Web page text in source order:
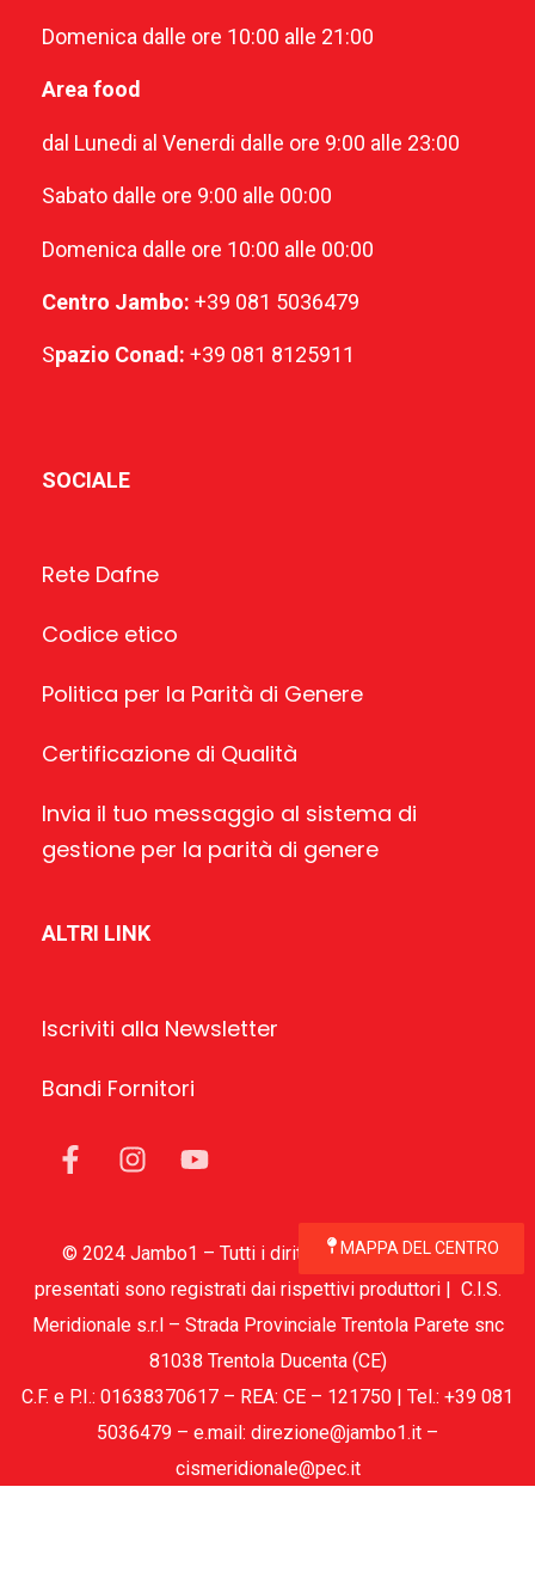
MAPPA DEL CENTRO
Domenica dalle ore 10:00 alle 21:00
Area food
dal Lunedi al Venerdi dalle ore 9:00 alle 23:00
Sabato dalle ore 9:00 alle 00:00
Domenica dalle ore 10:00 alle 00:00
Centro Jambo: +39 081 5036479
Spazio Conad: +39 081 8125911
SOCIALE
Rete Dafne
Codice etico
Politica per la Parità di Genere
Certificazione di Qualità
Invia il tuo messaggio al sistema di
gestione per la parità di genere
ALTRI LINK
Iscriviti alla Newsletter
Bandi Fornitori
© 2024 Jambo1 – Tutti i diritti riservati – I marchi
presentati sono registrati dai rispettivi produttori | C.I.S.
Meridionale s.r.l – Strada Provinciale Trentola Parete snc
81038 Trentola Ducenta (CE)
C.F. e P.I.: 01638370617 – REA: CE – 121750 | Tel.: +39 081
5036479 – e.mail: direzione@jambo1.it –
cismeridionale@pec.it